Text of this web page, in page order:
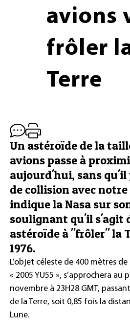
avions
frôler
Terre
Un astéroïde de la
avions passe à
aujourd'hui, sans
de collision avec
indique la Nasa sur
soulignant qu'il s'agit
astéroïde à "frôler" la
1976.
L’objet céleste de 400 mètres
« 2005 YU55 », s’approchera au
novembre à 23H28 GMT,
de la Terre, soit 0,85 fois la
Lune.